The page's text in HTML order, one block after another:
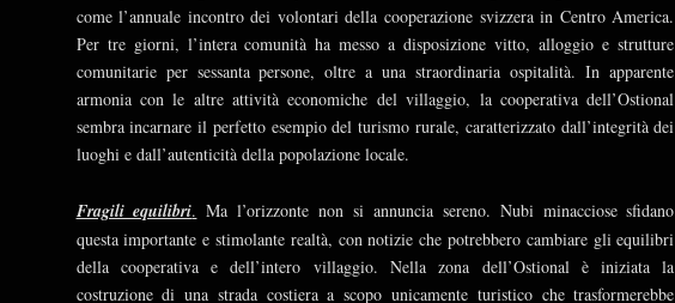
come l’annuale incontro dei volontari della cooperazione svizzera in Centro America.
Per tre giorni, l’intera comunità ha messo a disposizione vitto, alloggio e strutture
comunitarie per sessanta persone, oltre a una straordinaria ospitalità. In apparente
armonia con le altre attività economiche del villaggio, la cooperativa dell’Ostional
sembra incarnare il perfetto esempio del turismo rurale, caratterizzato dall’integrità dei
luoghi e dall’autenticità della popolazione locale.
Fragili equilibri. Ma l’orizzonte non si annuncia sereno. Nubi minacciose sfidano
questa importante e stimolante realtà, con notizie che potrebbero cambiare gli equilibri
della cooperativa e dell’intero villaggio. Nella zona dell’Ostional è iniziata la
costruzione di una strada costiera a scopo unicamente turistico che trasformerebbe